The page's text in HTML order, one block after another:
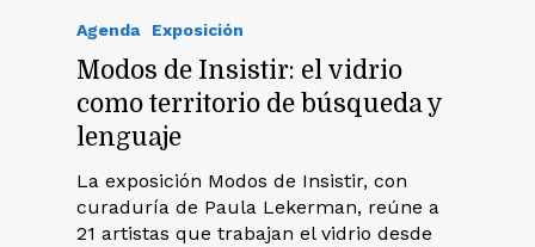
Agenda Exposición
Modos de Insistir: el vidrio
como territorio de búsqueda y
lenguaje
La exposición Modos de Insistir, con
curaduría de Paula Lekerman, reúne a
21 artistas que trabajan el vidrio desde